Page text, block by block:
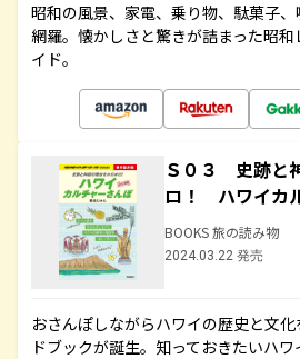
昭和の風景、家電、乗り物、駄菓子
網羅。懐かしさと驚きが詰まった昭
イド。
Ｓ０３ 史跡と
ロ！ ハワイカ
BOOKS 旅の読み物
2024.03.22 発売
おさんぽしながらハワイの歴史と文
ドブックが誕生。知っておきたいハ